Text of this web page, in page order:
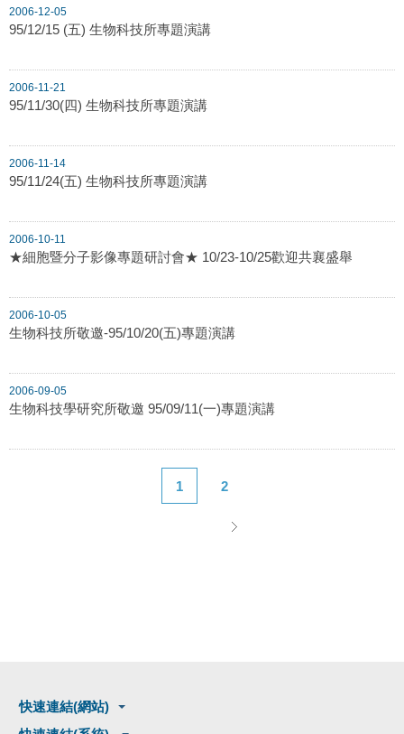
2006-12-05
95/12/15 (五) 生物科技所專題演講
2006-11-21
95/11/30(四) 生物科技所專題演講
2006-11-14
95/11/24(五) 生物科技所專題演講
2006-10-11
★細胞暨分子影像專題研討會★ 10/23-10/25歡迎共襄盛舉
2006-10-05
生物科技所敬邀-95/10/20(五)專題演講
2006-09-05
生物科技學研究所敬邀 95/09/11(一)專題演講
1 2
快速連結(網站)